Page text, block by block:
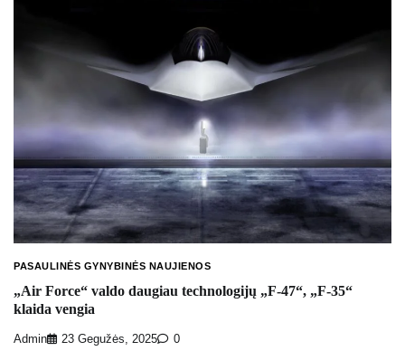
PASAULINĖS GYNYBINĖS NAUJIENOS
„Air Force“ valdo daugiau technologijų „F-47“, „F-35“
klaida vengia
Admin 23 Gegužės, 2025 0